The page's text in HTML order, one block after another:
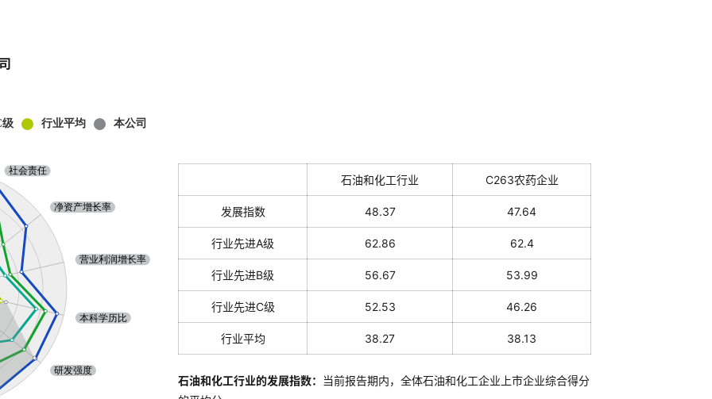
石油和化工行业 C263农药企业
发展指数 48.37 47.64
行业先进A级 62.86 62.4
行业先进B级 56.67 53.99
行业先进C级 52.53 46.26
行业平均 38.27 38.13
石油和化工行业的发展指数： 当前报告期内，全体石油和化工企业上市企业综合得分